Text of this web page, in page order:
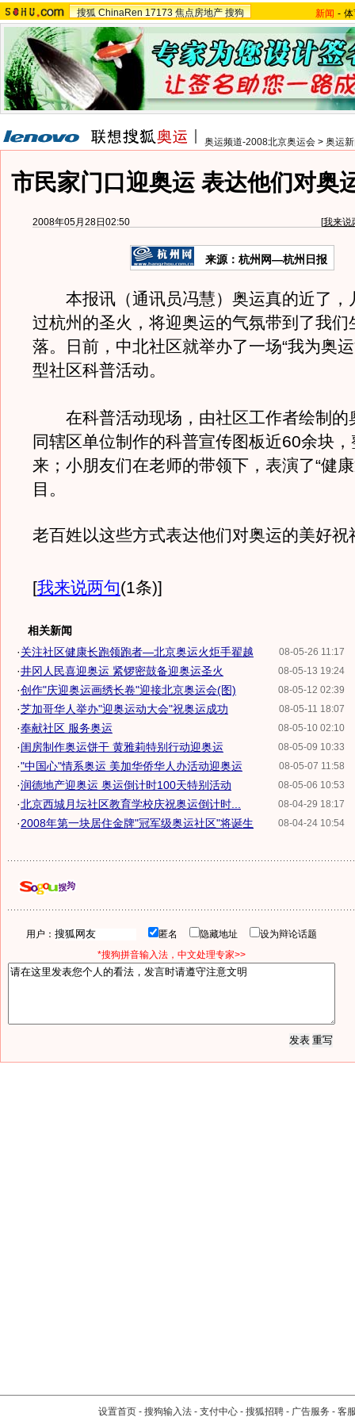
搜狐 ChinaRen 17173 焦点房地产 搜狗 新闻 -
奥运频道-2008北京奥运会 > 奥运
市民家门口迎奥运 表达他们对奥
2008年05月28日02:50 [我来说
来源：杭州网—杭州日报
本报讯（通讯员冯慧）奥运真的近了，
过杭州的圣火，将迎奥运的气氛带到了我们
落。日前，中北社区就举办了一场“我为奥
型社区科普活动。
在科普活动现场，由社区工作者绘制的
同辖区单位制作的科普宣传图板近60余块
来；小朋友们在老师的带领下，表演了“健
目。
老百姓以这些方式表达他们对奥运的美好祝
[我来说两句(1条)]
相关新闻
08-05-26 11:17
·关注社区健康长跑领跑者—北京奥运火炬手翟越
08-05-13 19:24
·井冈人民喜迎奥运 紧锣密鼓备迎奥运圣火
08-05-12 02:39
·创作"庆迎奥运画绣长卷"迎接北京奥运会(图)
08-05-11 18:07
·芝加哥华人举办"迎奥运动大会"祝奥运成功
08-05-10 02:10
·奉献社区 服务奥运
08-05-09 10:33
·闺房制作奥运饼干 黄雅莉特别行动迎奥运
08-05-07 11:58
·"中国心"情系奥运 美加华侨华人办活动迎奥运
08-05-06 10:53
·润德地产迎奥运 奥运倒计时100天特别活动
08-04-29 18:17
·北京西城月坛社区教育学校庆祝奥运倒计时...
08-04-24 10:54
·2008年第一块居住金牌"冠军级奥运社区"将诞生
用户： 匿名 隐藏地址
设为辩论话题
*搜狗拼音输入法，中文处理专家>>
设置首页 - 搜狗输入法 - 支付中心 - 搜狐招聘 - 广告服务 - 客